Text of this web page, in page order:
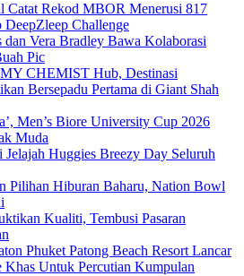
Catat Rekod MBOR Menerusi 817
DeepZleep Challenge
Vera Bradley Bawa Kolaborasi
Pic
CHEMIST Hub, Destinasi
Bersepadu Pertama di Giant Shah
Men’s Biore University Cup 2026
Muda
Huggies Breezy Day Seluruh
Pilihan Hiburan Baharu, Nation Bowl
Kualiti, Tembusi Pasaran
Phuket Patong Beach Resort Lancar
Untuk Percutian Kumpulan